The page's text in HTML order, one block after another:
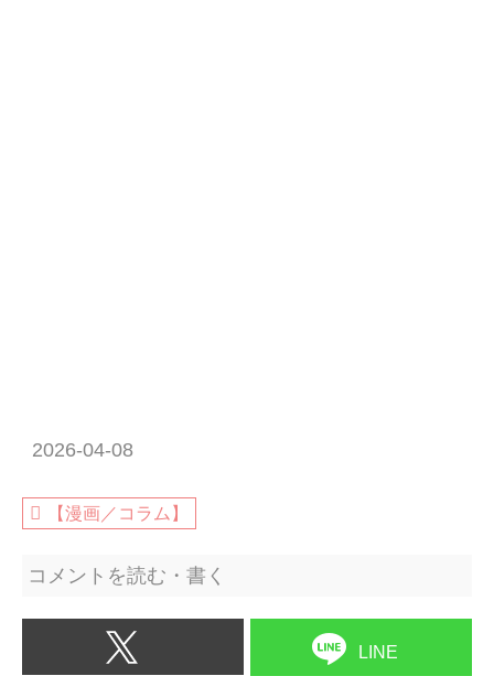
2026-04-08
【漫画／コラム】
コメントを読む・書く
LINE